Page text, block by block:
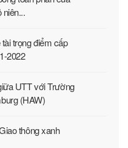
trọng điểm cấp
2022
UTT với Trường
(HAW)
thông xanh